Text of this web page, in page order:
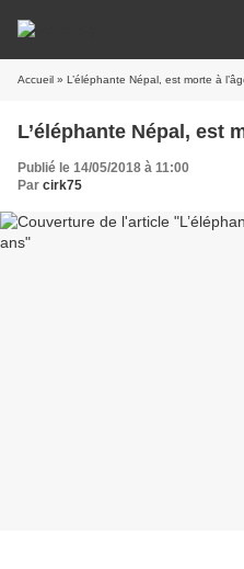
Accueil » L’éléphante Népal, est morte à
L’éléphante Népal, est
Publié le 14/05/2018 à 11:00
Par cirk75